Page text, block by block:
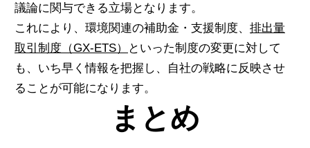
議論に関与できる立場となります。
これにより、環境関連の補助金・支援制度、 排出量
取引制度（GX-ETS）
といった制度の変更に対して
も、いち早く情報を把握し、自社の戦略に反映させ
ることが可能になります。
まとめ